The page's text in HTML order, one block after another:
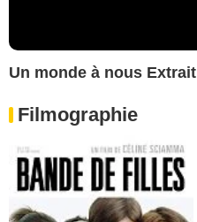
Un monde à nous
Filmographie